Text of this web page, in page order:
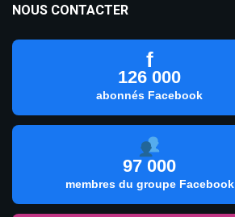
NOUS CONTACTER
f
126 000
abonnés Facebook
97 000
membres du groupe Facebook